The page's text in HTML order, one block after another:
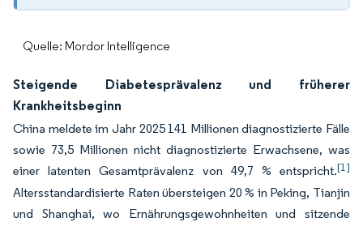
Quelle: Mordor Intelligence
Steigende Diabetesprävalenz und früherer
Krankheitsbeginn
China meldete im Jahr 2025 141 Millionen diagnostizierte Fälle
sowie 73,5 Millionen nicht diagnostizierte Erwachsene, was
einer latenten Gesamtprävalenz von 49,7 % entspricht.[1]
Altersstandardisierte Raten übersteigen 20 % in Peking, Tianjin
und Shanghai, wo Ernährungsgewohnheiten und sitzende